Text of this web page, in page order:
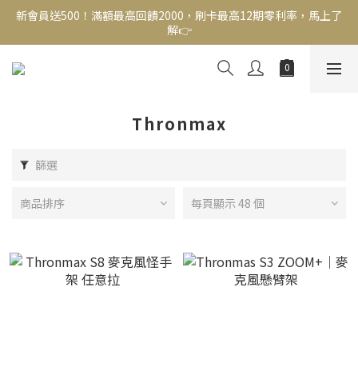
新會員送500！滿額最高回饋2000，刷卡最高12期零利率，馬上了
解👉
新會員送500！滿額最高回饋2000，刷卡最高12期零利率，馬上了
解👉
結帳頁選zingala銀角零卡分期，輕鬆打包
解👉
Thronmax
篩選
商品排序 每頁顯示 48 個